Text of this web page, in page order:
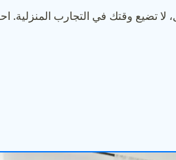
لا تضيع وقتك في التجارب